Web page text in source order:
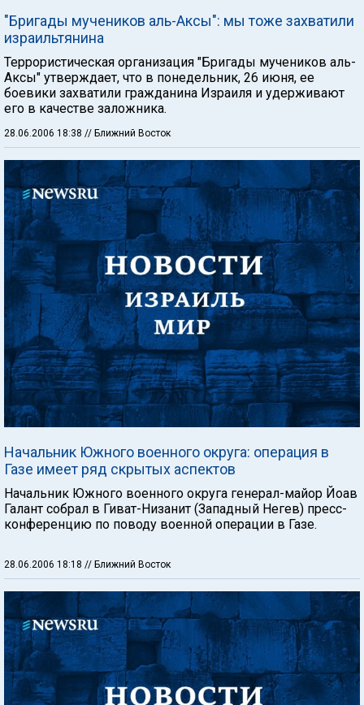
"Бригады мучеников аль-Аксы": мы тоже захватили
израильтянина
Террористическая организация "Бригады мучеников аль-
Аксы" утверждает, что в понедельник, 26 июня, ее
боевики захватили гражданина Израиля и удерживают
его в качестве заложника.
28.06.2006 18:38 // Ближний Восток
Начальник Южного военного округа: операция в
Газе имеет ряд скрытых аспектов
Начальник Южного военного округа генерал-майор Йоав
Галант собрал в Гиват-Низанит (Западный Негев) пресс-
конференцию по поводу военной операции в Газе.
28.06.2006 18:18 // Ближний Восток